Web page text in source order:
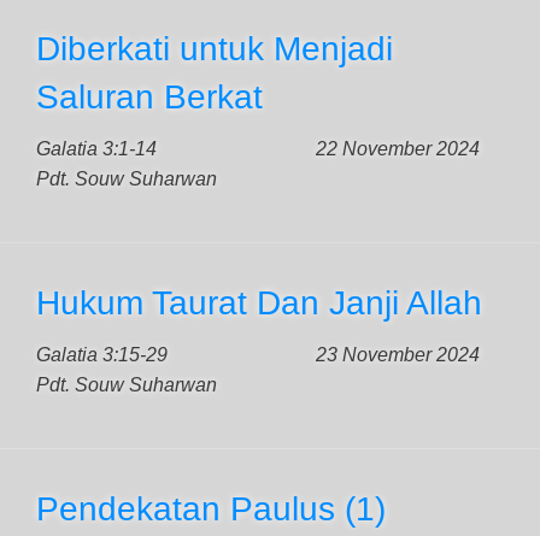
Diberkati untuk Menjadi
Saluran Berkat
Galatia 3:1-14
22 November 2024
Pdt. Souw Suharwan
Hukum Taurat Dan Janji Allah
Galatia 3:15-29
23 November 2024
Pdt. Souw Suharwan
Pendekatan Paulus (1)